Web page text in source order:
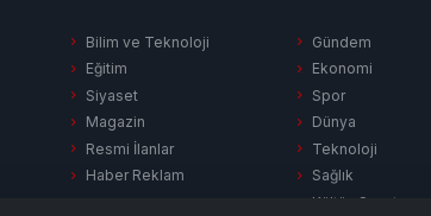
Bilim ve Teknoloji
Eğitim
Siyaset
Magazin
Resmi İlanlar
Haber Reklam
Gündem
Ekonomi
Spor
Dünya
Teknoloji
Sağlık
Kültür-Sanat